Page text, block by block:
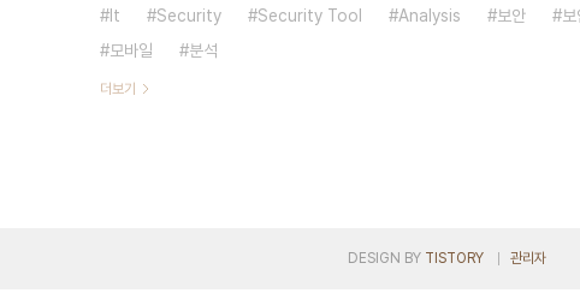
It
Security Security Tool Analysis 보안
모바일
분석
더보기
DESIGN BY TISTORY 관리자